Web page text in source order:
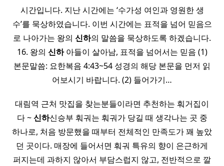
시간입니다. 지난 시간에는 ‘수가성 여인과 영원한 생
수’를 묵상하였습니다. 이번 시간에는 표적을 넘어 믿음으
로 나아가는 왕의 신하의 말씀을 묵상하도록 하겠습니다.
16. 왕의 신하아들이 살아남, 표적을 넘어서는 믿음 (1)
본문말씀: 요한복음 4:43~54 성경의 해당 본문을 먼저 읽
어보시기 바랍니다. (2) 들어가기…
대림역 근처 맛집을 찾는분들이라면 추천하는 훠거집이
다 ~신하신승부 훠궈는 훠궈가 당길 때 생각나는 곳 중
하나로, 처음 방문했을 때부터 전체적인 만족도가 꽤 높았
던 곳이다. 매장에 들어서면 훠궈 특유의 향이 은근하게
퍼지는데 과하지 않아서 부담스럽지 않고, 전반적으로 깔